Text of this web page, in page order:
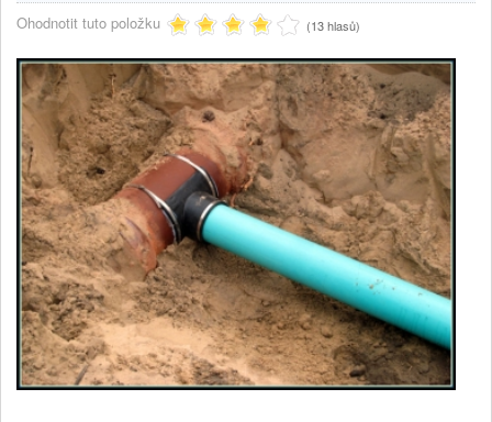
Ohodnotit tuto položku (13 hlasů)